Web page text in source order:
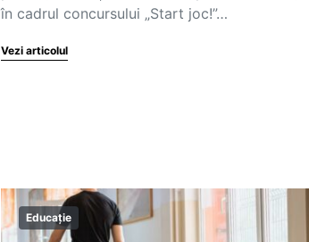
în cadrul concursului „Start joc!”…
Vezi articolul
Educație